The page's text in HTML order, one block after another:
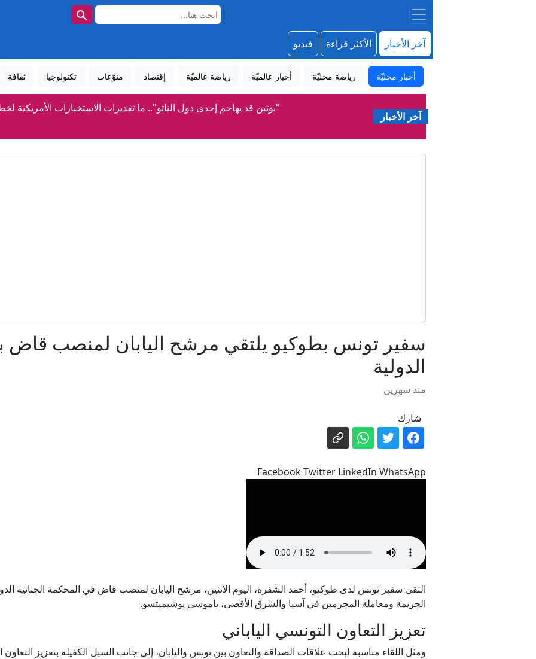
آخر الأخبار الأكثر قراءة فيديو
أخبار محليّة رياضة محليّة أخبار عالميّة رياضة عالميّة إقتصاد منوّعات تكنولوجيا ثقافة
آخر الأخبار
"بوتين قد يهاجم إحدى دول الناتو".. ما تقديرات الاستخبارات
المسيّرة المفخَّخة.. التداعيات تتواصل بألمانيا وروسيا تنفي
العين بالعين.. إسبانيا تفرض قيودا على الرحلات القادمة من
إيران.. واشنطن تبحث عن مخرج من الحرب وبزشكيان ينفي وجود
مندوب حماية الطفولة يحذّر من مخاطر المنصات الرقمية والذكاء
سفير تونس بطوكيو يلتقي مرشح اليابان لمنصب قاض
الدولية
منذ شهرين
شارك
Facebook Twitter LinkedIn WhatsApp
التقى سفير تونس لدى طوكيو، أحمد الشفرة، اليوم الاثنين، مرشح اليابان لمنصب قاض في المحكمة الجنائية
الجريمة ومعاملة المجرمين في آسيا والشرق الأقصى، ياموشي يوشيميتسو.
تعزيز التعاون التونسي الياباني
ومثل اللقاء مناسبة لبحث علاقات الصداقة والتعاون بين تونس واليابان، إلى جانب السبل الكفيلة بتعزيز التعاون